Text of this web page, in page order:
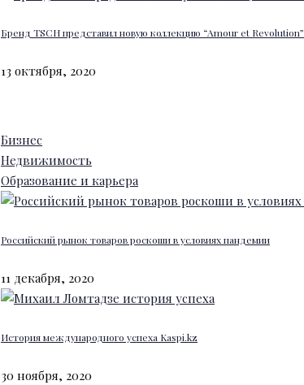
Бренд TSCH представил новую коллекцию “Amour et Revolution”
13 октября, 2020
Бизнес
Недвижимость
Образование и карьера
Российский рынок товаров роскоши в условиях пандемии
11 декабря, 2020
История международного успеха Kaspi.kz
30 ноября, 2020